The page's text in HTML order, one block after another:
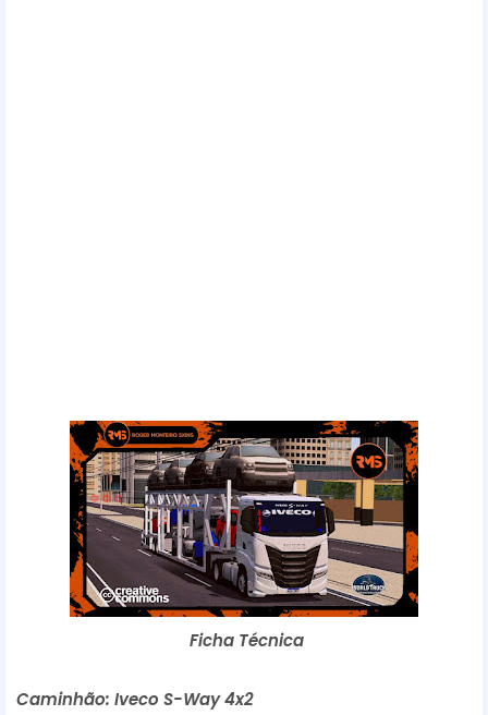
Ficha Técnica
Caminhão: Iveco S-Way 4x2